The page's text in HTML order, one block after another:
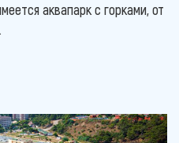
аквапарк с горками, от